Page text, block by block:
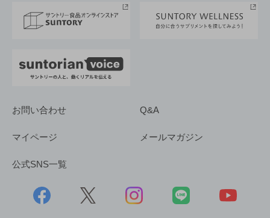
採用情報
お問い合わせ Q&A
マイページ メールマガジン
公式SNS一覧